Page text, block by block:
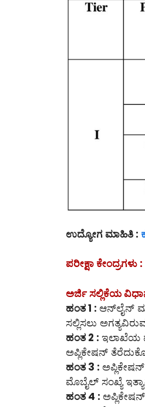
ಉದ್ಯೋಗ ಮಾಹಿತಿ :
ಪರೀಕ್ಷಾ ಕೇಂದ್ರಗಳು :
ಅರ್ಜಿ ಸಲ್ಲಿಕೆಯ
ಹಂತ 1 : ಆನ್‌ಲೈನ್‌
ಸಲ್ಲಿಸಲು
ಹಂತ 2 : ಇಲಾಖೆಯ
ಅಪ್ಲಿಕೇಷನ್
ಹಂತ 3 :
ಮೊಬೈಲ್ ಸಂಖ್ಯೆ
ಹಂತ 4 :